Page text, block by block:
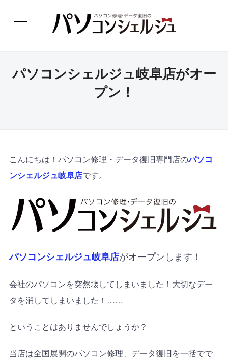
パソコンシェルジュ岐阜店がオー
プン！
こんにちは！パソコン修理・データ復旧専門店のパソコ
ンシェルジュ岐阜店です。
パソコンシェルジュ岐阜店がオープンします！
会社のパソコンを突然壊してしまいました！大切なデー
タを消してしまいました！ ……
ということはありませんでしょうか？
当店は全国展開のパソコン修理、データ復旧を一括でで